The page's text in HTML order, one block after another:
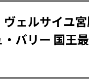
ェルサイユ
・バリー 国王